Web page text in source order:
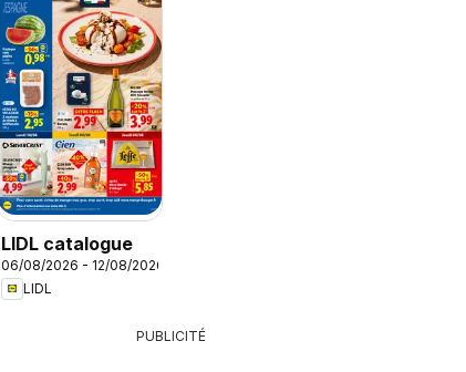
LIDL catalogue
06/08/2026 - 12/08/2026
LIDL
PUBLICITÉ